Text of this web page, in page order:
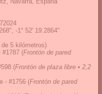
-1° 52' 19.2864"
de 5 kilómetros)
#1787 (Frontón de pared
(Frontón de plaza libre • 2,2
- #1756 (Frontón de pared